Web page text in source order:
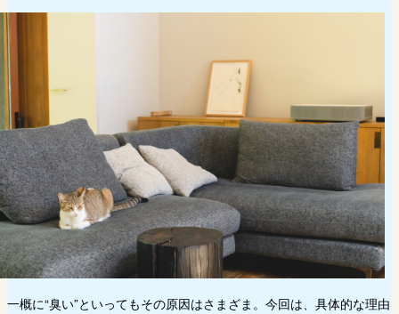
猫を飼っている家庭で選ばれている次亜塩素酸 空
ーノを使ってみた
猫を飼っている家のニオイが気になる人のよくある
疑問 Q＆A
猫は犬より臭わないはずなのに、なぜ家
は臭くなるの？
毎日掃除しているのにニオイが取れない
のはなぜ？
消臭スプレーや芳香剤だけではダメ？
脱臭機や空気清浄機は本当に効果があ
る？
一概に“臭い”といってもその原因はさまざま。今回は、具体的な理由